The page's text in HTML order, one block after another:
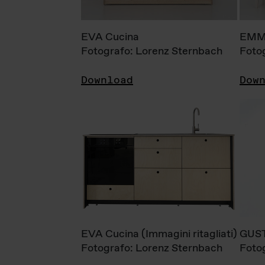
EVA Cucina
Fotografo: Lorenz Sternbach
Download
EVA Cucina (Immagini ritagliati)
Fotografo: Lorenz Sternbach